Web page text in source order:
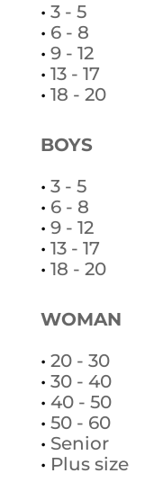
• 3 - 5
• 6 - 8
• 9 - 12
• 13 - 17
• 18 - 20
BOYS
• 3 - 5
• 6 - 8
• 9 - 12
• 13 - 17
• 18 - 20
WOMAN
• 20 - 30
• 30 - 40
• 40 - 50
• 50 - 60
• Senior
• Plus size